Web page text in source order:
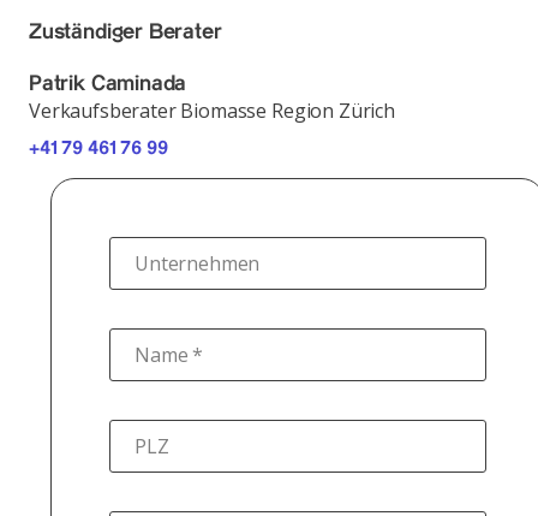
Zuständiger Berater
Patrik Caminada
Verkaufsberater Biomasse Region Zürich
+41 79 461 76 99
Unternehmen
Name *
PLZ